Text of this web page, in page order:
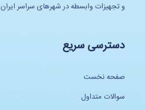
و تجهیزات وابسطه در شهرهای سراسر ایران
دسترسی سریع
صفحه نخست
سوالات متداول